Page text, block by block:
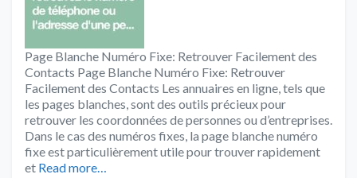
Page Blanche Numéro Fixe: Retrouver Facilement des
Contacts Page Blanche Numéro Fixe: Retrouver
Facilement des Contacts Les annuaires en ligne, tels que
les pages blanches, sont des outils précieux pour
retrouver les coordonnées de personnes ou d’entreprises.
Dans le cas des numéros fixes, la page blanche numéro
fixe est particulièrement utile pour trouver rapidement
et Read more…